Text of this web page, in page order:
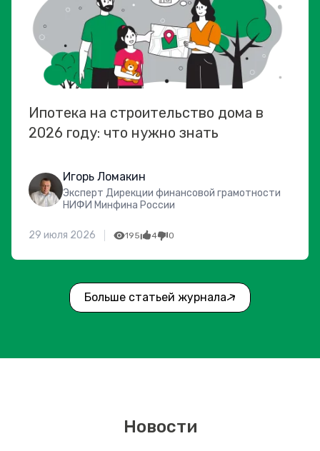
Ипотека на строительство дома в
2026 году: что нужно знать
Игорь Ломакин
Эксперт Дирекции финансовой грамотности
НИФИ Минфина России
29 июля 2026 195 4 0
Больше статьей журнала
Новости